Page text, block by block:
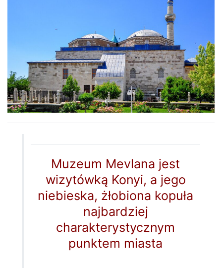
Muzeum Mevlana jest
wizytówką Konyi, a jego
niebieska, żłobiona kopuła
najbardziej
charakterystycznym
punktem miasta